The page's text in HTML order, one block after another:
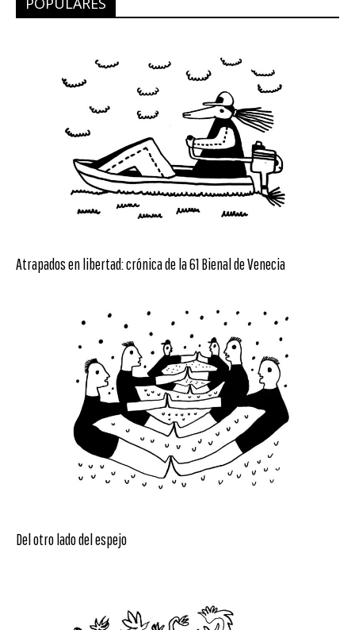
Atrapados en libertad: crónica de la 61 Bienal de Venecia
Del otro lado del espejo